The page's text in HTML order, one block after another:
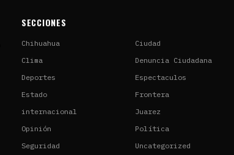
SECCIONES
Chihuahua
Ciudad
Clima
Denuncia Ciudadana
Deportes
Espectaculos
Estado
Frontera
internacional
Juarez
Opinión
Política
Seguridad
Uncategorized